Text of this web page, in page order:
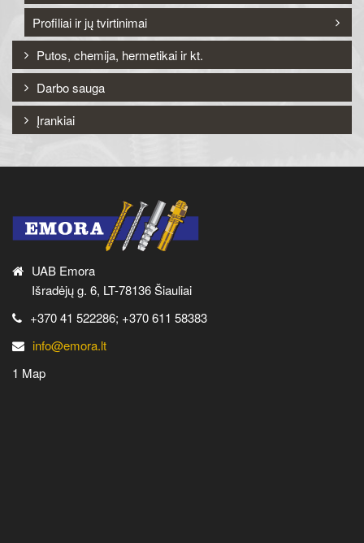
Profiliai ir jų tvirtinimai
Putos, chemija, hermetikai ir kt.
Darbo sauga
Įrankiai
UAB Emora
Išradėjų g. 6, LT-78136 Šiauliai
+370 41 522286; +370 611 58383
info@emora.lt
1 Map